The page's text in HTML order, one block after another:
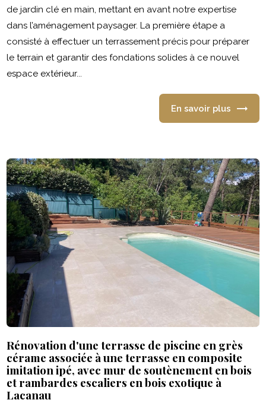
de jardin clé en main, mettant en avant notre expertise
dans l’aménagement paysager. La première étape a
consisté à effectuer un terrassement précis pour préparer
le terrain et garantir des fondations solides à ce nouvel
espace extérieur...
En savoir plus
Rénovation d'une terrasse de piscine en grès
cérame associée à une terrasse en composite
imitation ipé, avec mur de soutènement en bois
et rambardes escaliers en bois exotique à
Lacanau